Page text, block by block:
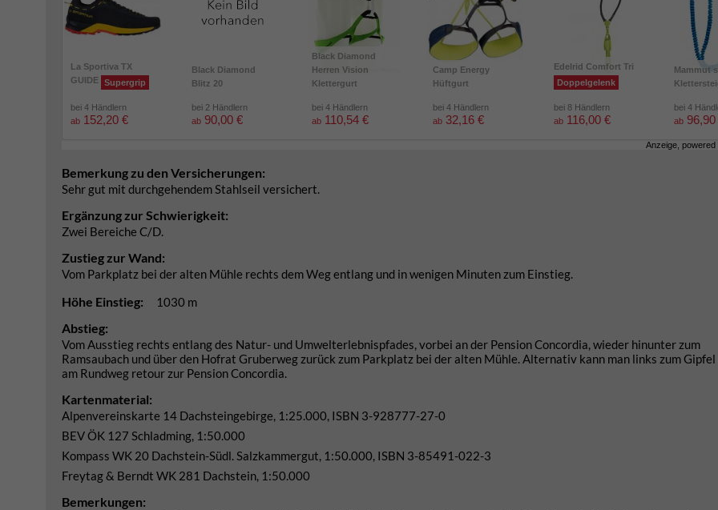
La Sportiva TX
GUIDE Supergrip
bei 4 Händlern
ab 152,20 €
Black Diamond
Blitz 20
bei 2 Händlern
ab 90,00 €
Black Diamond
Herren Vision
Klettergurt
bei 4 Händlern
ab 110,54 €
Camp Energy
Hüftgurt
bei 4 Händlern
ab 32,16 €
Edelrid Comfort Tri
Doppelgelenk
bei 8 Händlern
ab 116,00 €
Mammut
bei 4
ab 96,90
Anzeige, powered
Bemerkung zu den Versicherungen:
Sehr gut mit durchgehendem Stahlseil versichert.
Ergänzung zur Schwierigkeit:
Zwei Bereiche C/D.
Zustieg zur Wand:
Vom Parkplatz bei der alten Mühle rechts dem Weg entlang und in wenigen Minuten zum Einstieg.
Höhe Einstieg: 1030 m
Abstieg:
Vom Ausstieg rechts entlang des Natur- und Umwelterlebnispfades, vorbei an der Pension Concordia, wieder hinunter zum
Ramsaubach und über den Hofrat Gruberweg zurück zum Parkplatz bei der alten Mühle. Alternativ kann man links zum
am Rundweg retour zur Pension Concordia.
Kartenmaterial:
Alpenvereinskarte 14 Dachsteingebirge, 1:25.000, ISBN 3-928777-27-0
BEV ÖK 127 Schladming, 1:50.000
Kompass WK 20 Dachstein-Südl. Salzkammergut, 1:50.000, ISBN 3-85491-022-3
Freytag & Berndt WK 281 Dachstein, 1:50.000
Bemerkungen: